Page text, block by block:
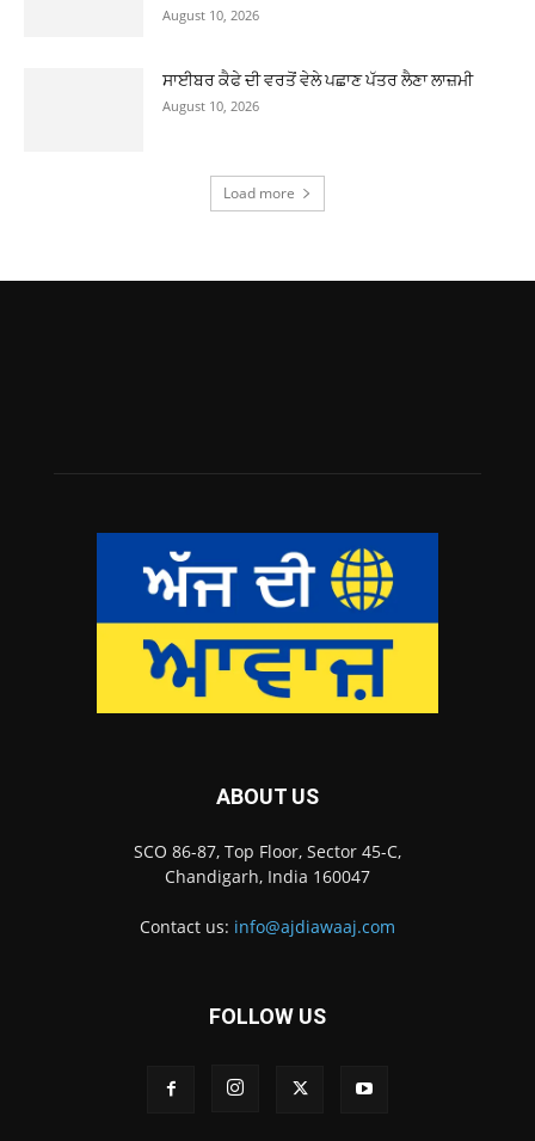
August 10, 2026
ਸਾਈਬਰ ਕੈਫੇ ਦੀ ਵਰਤੋਂ ਵੇਲੇ ਪਛਾਣ ਪੱਤਰ ਲੈਣਾ ਲਾਜ਼ਮੀ
August 10, 2026
Load more
ABOUT US
SCO 86-87, Top Floor, Sector 45-C,
Chandigarh, India 160047
Contact us: info@ajdiawaaj.com
FOLLOW US